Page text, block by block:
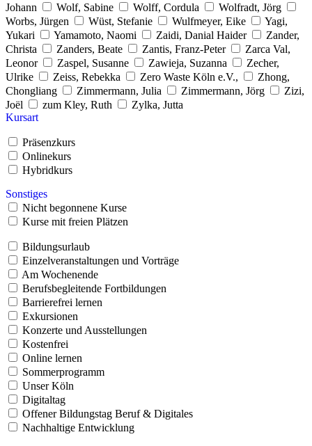
Johann
Wolf, Sabine Wolff, Cordula
Wolfradt, Jörg
Worbs, Jürgen
Wüst, Stefanie Wulfmeyer, Eike
Yagi,
Yukari
Yamamoto, Naomi Zaidi, Danial Haider
Zander,
Christa
Zanders, Beate Zantis, Franz-Peter
Zarca Val,
Leonor
Zaspel, Susanne Zawieja, Suzanna
Zecher,
Ulrike
Zeiss, Rebekka Zero Waste Köln e.V.,
Zhong,
Chongliang
Zimmermann, Julia Zimmermann, Jörg
Zizi,
Joël
zum Kley, Ruth
Zylka, Jutta
Kursart
Präsenzkurs
Onlinekurs
Hybridkurs
Sonstiges
Nicht begonnene Kurse
Kurse mit freien Plätzen
Bildungsurlaub
Einzelveranstaltungen und Vorträge
Am Wochenende
Berufsbegleitende Fortbildungen
Barrierefrei lernen
Exkursionen
Konzerte und Ausstellungen
Kostenfrei
Online lernen
Sommerprogramm
Unser Köln
Digitaltag
Offener Bildungstag Beruf & Digitales
Nachhaltige Entwicklung